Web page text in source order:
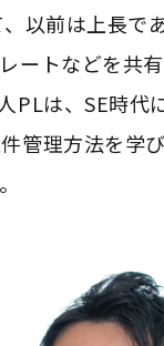
以前は上長で
ートなどを共
PLは、SE時
管理方法を学